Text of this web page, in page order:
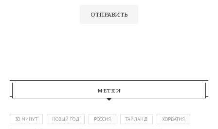
МЕТКИ
30 МИНУТ НОВЫЙ ГОД РОССИЯ ТАЙЛАНД ХОРВАТИЯ